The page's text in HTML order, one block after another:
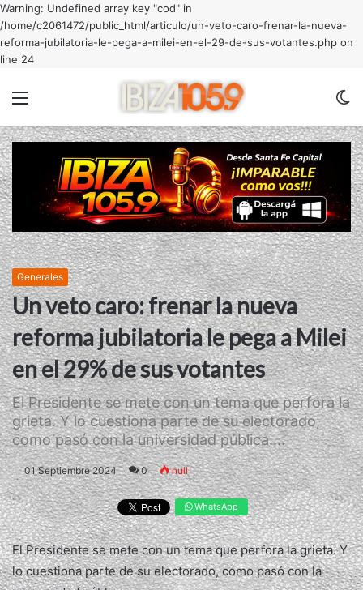
Warning: Undefined array key "cod" in
/home/c2061472/public_html/articulo/un-veto-caro-frenar-la-nueva-
reforma-jubilatoria-le-pega-a-milei-en-el-29-de-sus-votantes.php on
line 24
Generales
Un veto caro: frenar la nueva
reforma jubilatoria le pega a Milei
en el 29% de sus votantes
El Presidente se mete con un tema que perfora la
grieta. Y lo cuestiona parte de su electorado,
como pasó con la universidad pública....
01 Septiembre 2024 0 null
WhatsApp
El Presidente se mete con un tema que perfora la grieta. Y
lo cuestiona parte de su electorado, como pasó con la